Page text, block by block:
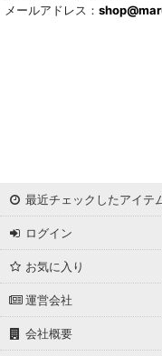
メールアドレス：
最近チェックしたアイテ
ログイン
お気に入り
運営会社
会社概要